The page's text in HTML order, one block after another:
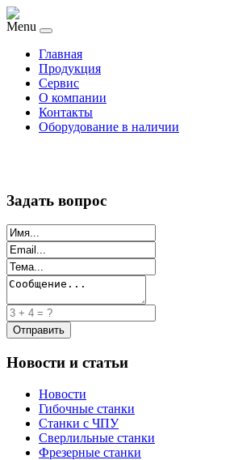
Menu
Главная
Продукция
Сервис
О компании
Контакты
Оборудование в наличии
Задать вопрос
Новости и статьи
Новости
Гибочные станки
Станки с ЧПУ
Сверлильные станки
Фрезерные станки